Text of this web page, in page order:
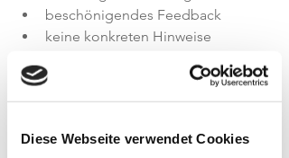
Diese Webseite verwendet Cookies
beschönigendes Feedback
keine konkreten Hinweise
Eindruck: „Es läuft doch alles okay.“
Kündigung ohne nachvollziehbare
Begründung